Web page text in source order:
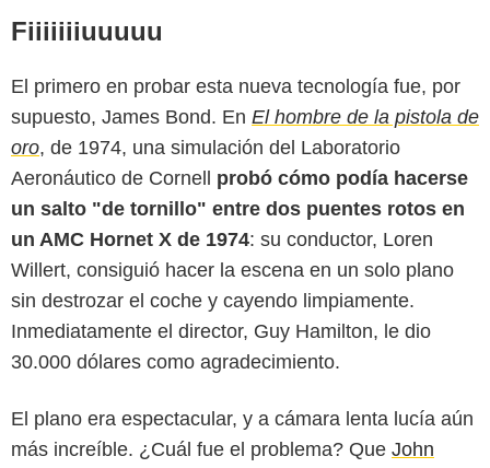
Fiiiiiiiuuuuu
El primero en probar esta nueva tecnología fue, por
supuesto, James Bond. En El hombre de la pistola de
oro, de 1974, una simulación del Laboratorio
Aeronáutico de Cornell probó cómo podía hacerse
un salto "de tornillo" entre dos puentes rotos en
un AMC Hornet X de 1974: su conductor, Loren
Willert, consiguió hacer la escena en un solo plano
sin destrozar el coche y cayendo limpiamente.
Inmediatamente el director, Guy Hamilton, le dio
30.000 dólares como agradecimiento.
El plano era espectacular, y a cámara lenta lucía aún
más increíble. ¿Cuál fue el problema? Que John